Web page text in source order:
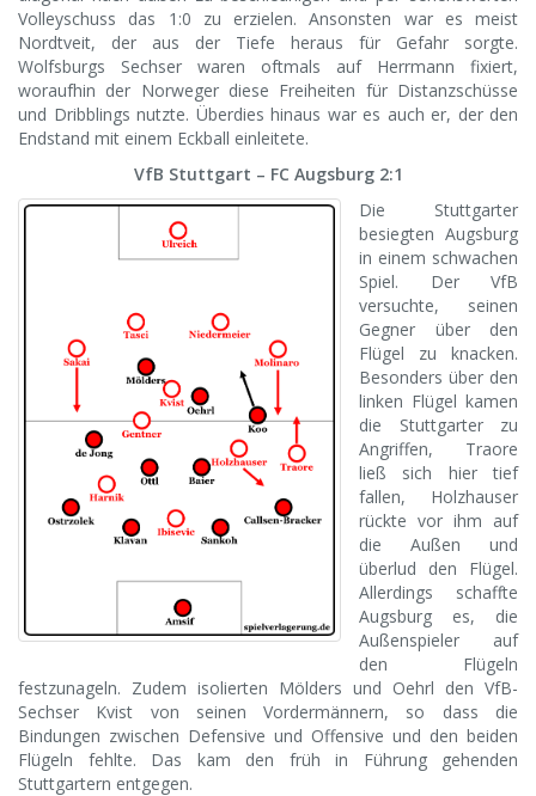
Volleyschuss das 1:0 zu erzielen. Ansonsten war es meist
Nordtveit, der aus der Tiefe heraus für Gefahr sorgte.
Wolfsburgs Sechser waren oftmals auf Herrmann fixiert,
woraufhin der Norweger diese Freiheiten für Distanzschüsse
und Dribblings nutzte. Überdies hinaus war es auch er, der den
Endstand mit einem Eckball einleitete.
VfB Stuttgart – FC Augsburg 2:1
Die Stuttgarter
besiegten Augsburg
in einem schwachen
Spiel. Der VfB
versuchte, seinen
Gegner über den
Flügel zu knacken.
Besonders über den
linken Flügel kamen
die Stuttgarter zu
Angriffen, Traore
ließ sich hier tief
fallen, Holzhauser
rückte vor ihm auf
die Außen und
überlud den Flügel.
Allerdings schaffte
Augsburg es, die
Außenspieler auf
den Flügeln
festzunageln. Zudem isolierten Mölders und Oehrl den VfB-
Sechser Kvist von seinen Vordermännern, so dass die
Bindungen zwischen Defensive und Offensive und den beiden
Flügeln fehlte. Das kam den früh in Führung gehenden
Stuttgartern entgegen.